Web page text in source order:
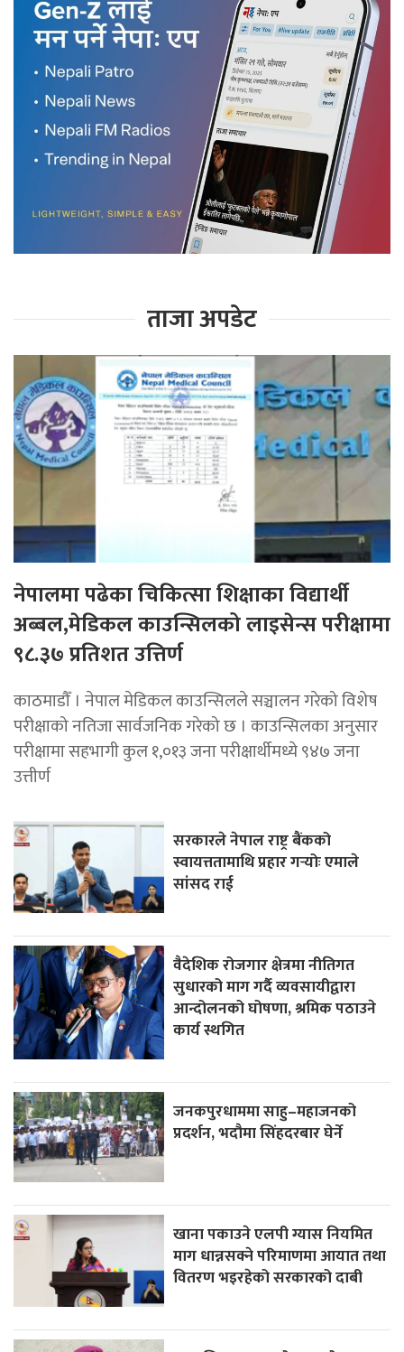
ताजा अपडेट
नेपालमा पढेका चिकित्सा शिक्षाका विद्यार्थी
अब्बल,मेडिकल काउन्सिलको लाइसेन्स परीक्षामा
९८.३७ प्रतिशत उत्तिर्ण
काठमाडौँ । नेपाल मेडिकल काउन्सिलले सञ्चालन गरेको विशेष
परीक्षाको नतिजा सार्वजनिक गरेको छ । काउन्सिलका अनुसार
परीक्षामा सहभागी कुल १,०१३ जना परीक्षार्थीमध्ये ९४७ जना
उत्तीर्ण
सरकारले नेपाल राष्ट्र बैंकको
स्वायत्ततामाथि प्रहार गर्‍योः एमाले
सांसद राई
वैदेशिक रोजगार क्षेत्रमा नीतिगत
सुधारको माग गर्दै व्यवसायीद्वारा
आन्दोलनको घोषणा, श्रमिक पठाउने
कार्य स्थगित
जनकपुरधाममा साहु–महाजनको
प्रदर्शन, भदौमा सिंहदरबार घेर्ने
खाना पकाउने एलपी ग्यास नियमित
माग धान्नसक्ने परिमाणमा आयात तथा
वितरण भइरहेको सरकारको दाबी